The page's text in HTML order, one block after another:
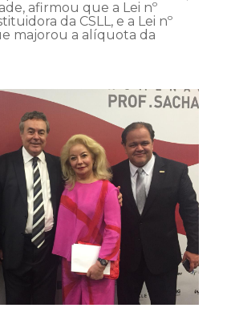
afirmou que a Lei nº
da CSLL, e a Lei nº
majorou a alíquota da